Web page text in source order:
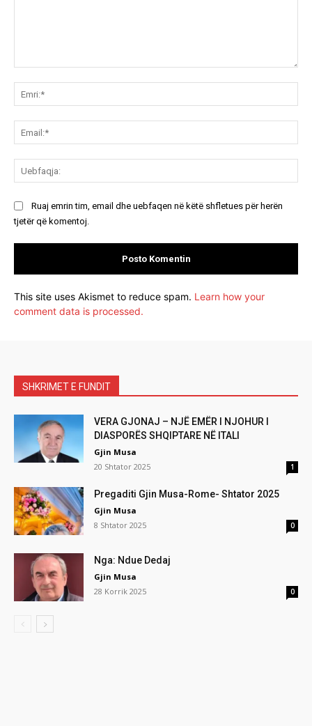
Ruaj emrin tim, email dhe uebfaqen në këtë shfletues për herën
tjetër që komentoj.
This site uses Akismet to reduce spam. Learn how your
comment data is processed.
SHKRIMET E FUNDIT
VERA GJONAJ – NJË EMËR I NJOHUR I
DIASPORËS SHQIPTARE NË ITALI
Gjin Musa
20 Shtator 2025
1
Pregaditi Gjin Musa-Rome- Shtator 2025
Gjin Musa
8 Shtator 2025
0
Nga: Ndue Dedaj
Gjin Musa
28 Korrik 2025
0